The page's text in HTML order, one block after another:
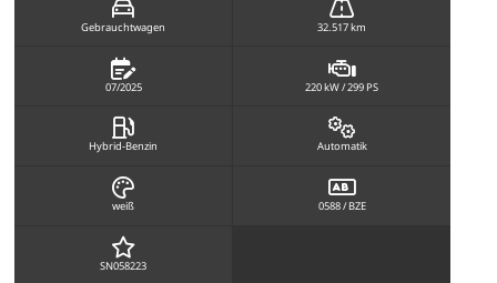
Gebrauchtwagen 32.517 km
07/2025 220 kW / 299 PS
Hybrid-Benzin Automatik
weiß 0588 / BZE
SN058223